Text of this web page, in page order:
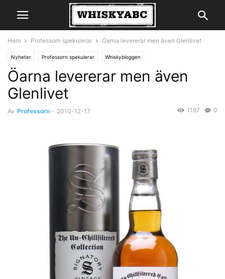
Hem Professorn spekulerar Öarna levererar men även Glenlivet
Nyheter Professorn spekulerar Whiskybloggen
Öarna levererar men även
Glenlivet
Av Professorn - 2010-12-17 0
1197